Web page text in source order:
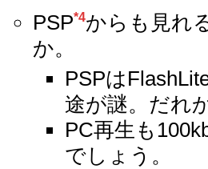
PSP*4からも見れ
か。
PSPは
途が謎。だれ
PC再生も
でしょう。